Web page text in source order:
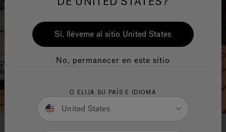
Sí, lléveme al sitio United States
No, permanecer en este sitio
O ELIJA SU PAÍS E IDIOMA
United States